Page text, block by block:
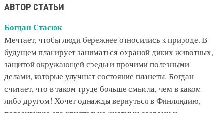
АВТОР СТАТЬИ
Богдан Стасюк
Мечтает, чтобы люди бережнее относились к природе. В
будущем планирует заниматься охраной диких животных,
защитой окружающей среды и прочими полезными
делами, которые улучшат состояние планеты. Богдан
считает, что в таком труде больше смысла, чем в каком-
либо другом! Хочет однажды вернуться в Финляндию,